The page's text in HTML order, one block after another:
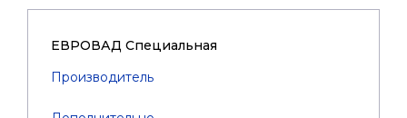
ЕВРОВАД Специальная
Производитель